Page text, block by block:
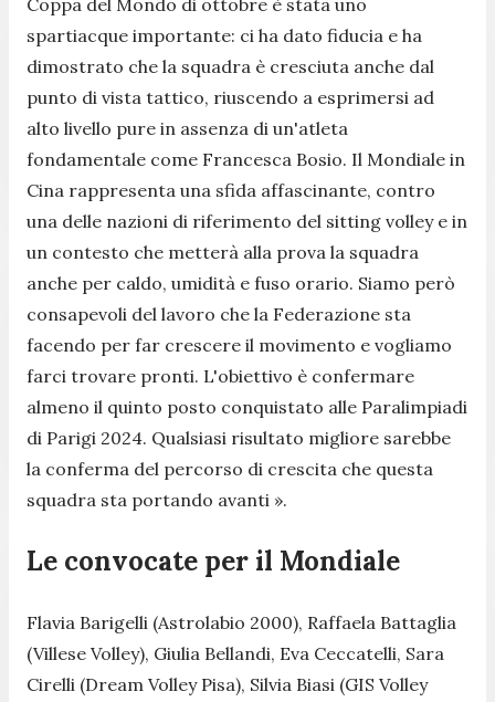
spartiacque importante: ci ha dato fiducia e ha
dimostrato che la squadra è cresciuta anche dal
punto di vista tattico, riuscendo a esprimersi ad
alto livello pure in assenza di un'atleta
fondamentale come Francesca Bosio. Il Mondiale in
Cina rappresenta una sfida affascinante, contro
una delle nazioni di riferimento del sitting volley e in
un contesto che metterà alla prova la squadra
anche per caldo, umidità e fuso orario. Siamo però
consapevoli del lavoro che la Federazione sta
facendo per far crescere il movimento e vogliamo
farci trovare pronti. L'obiettivo è confermare
almeno il quinto posto conquistato alle Paralimpiadi
di Parigi 2024. Qualsiasi risultato migliore sarebbe
la conferma del percorso di crescita che questa
squadra sta portando avanti ».
Le convocate per il Mondiale
Flavia Barigelli (Astrolabio 2000), Raffaela Battaglia
(Villese Volley), Giulia Bellandi, Eva Ceccatelli, Sara
Cirelli (Dream Volley Pisa), Silvia Biasi (GIS Volley